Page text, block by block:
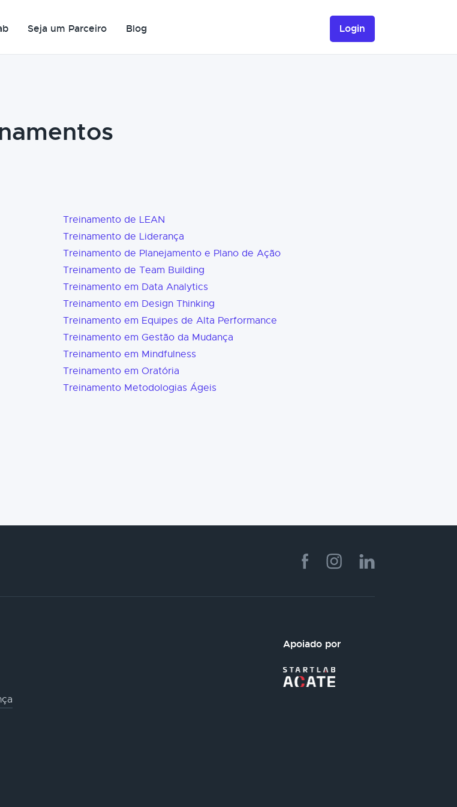
Seja um Parceiro Blog Login
Treinamento de LEAN
Treinamento de Liderança
Treinamento de Planejamento e Plano de Ação
Treinamento de Team Building
Treinamento em Data Analytics
Treinamento em Design Thinking
Treinamento em Equipes de Alta Performance
Treinamento em Gestão da Mudança
Treinamento em Mindfulness
Treinamento em Oratória
Treinamento Metodologias Ágeis
Apoiado por